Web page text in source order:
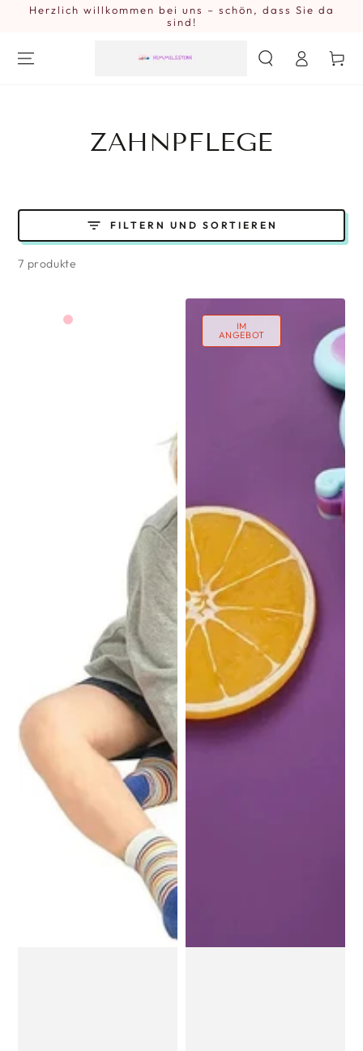
ZUM INHALT
Herzlich willkommen bei uns – schön, dass Sie da
sind!
Einloggen
KOLLEKTION:
ZAHNPFLEGE
FILTERN UND SORTIEREN
7 produkte
Oliven
Schwarz
Blau
Pink IM
ANGEBOT